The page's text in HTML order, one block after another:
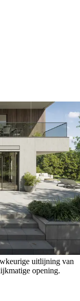
uitlijning van
opening.